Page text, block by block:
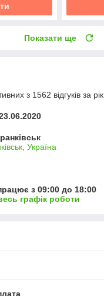
Показати ще
з 1562 відгуків за рік
Україна
з 09:00 до 18:00
графік роботи